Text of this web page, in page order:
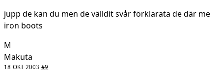
jupp de kan du men de välldit svår förklarata de där me
iron boots
M
Makuta
18 OKT 2003 #9